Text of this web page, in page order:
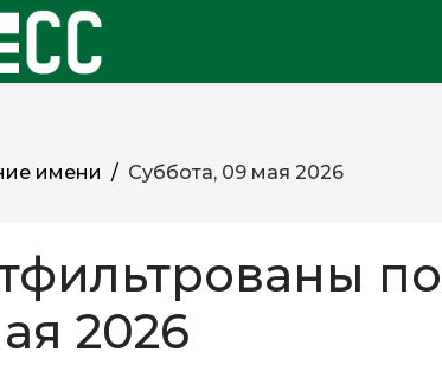
имени Суббота, 09 мая 2026
по
2026